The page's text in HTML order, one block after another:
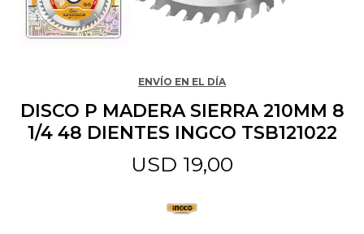
ENVÍO EN EL DÍA
DISCO P MADERA SIERRA 210MM 8
1/4 48 DIENTES INGCO TSB121022
USD 19,00
Camping
Mascotas